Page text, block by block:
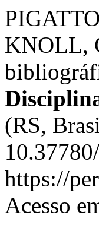
KNOLL,
(RS,
https://
Acesso